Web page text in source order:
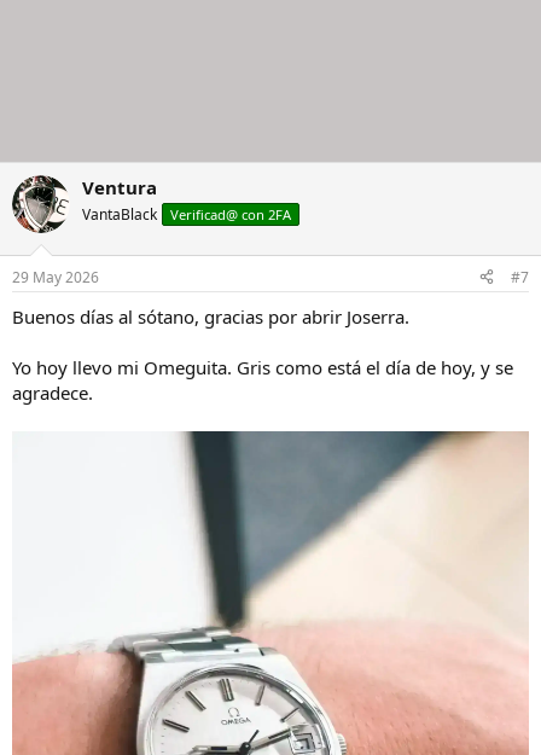
Ventura
VantaBlack Verificad@ con 2FA
29 May 2026 #7
Buenos días al sótano, gracias por abrir Joserra.
Yo hoy llevo mi Omeguita. Gris como está el día de hoy, y se
agradece.